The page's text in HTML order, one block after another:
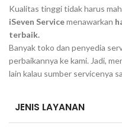
Kualitas tinggi tidak harus
iSeven Servicemenawarkan
terbaik.
Banyak toko dan penyedia
perbaikannya ke kami. Jadi,
lain kalau sumber servicenya
JENIS LAYANAN